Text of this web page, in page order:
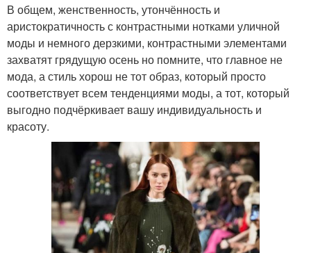
В общем, женственность, утончённость и
аристократичность с контрастными нотками уличной
моды и немного дерзкими, контрастными элементами
захватят грядущую осень но помните, что главное не
мода, а стиль хорош не тот образ, который просто
соответствует всем тенденциями моды, а тот, который
выгодно подчёркивает вашу индивидуальность и
красоту.